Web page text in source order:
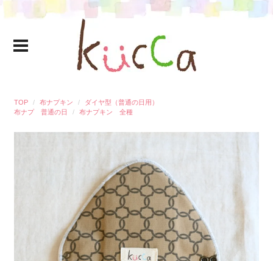
TOP 布ナプキン
ダイヤ型（普通の日用）
布ナプ 普通の日
布ナプキン 全種